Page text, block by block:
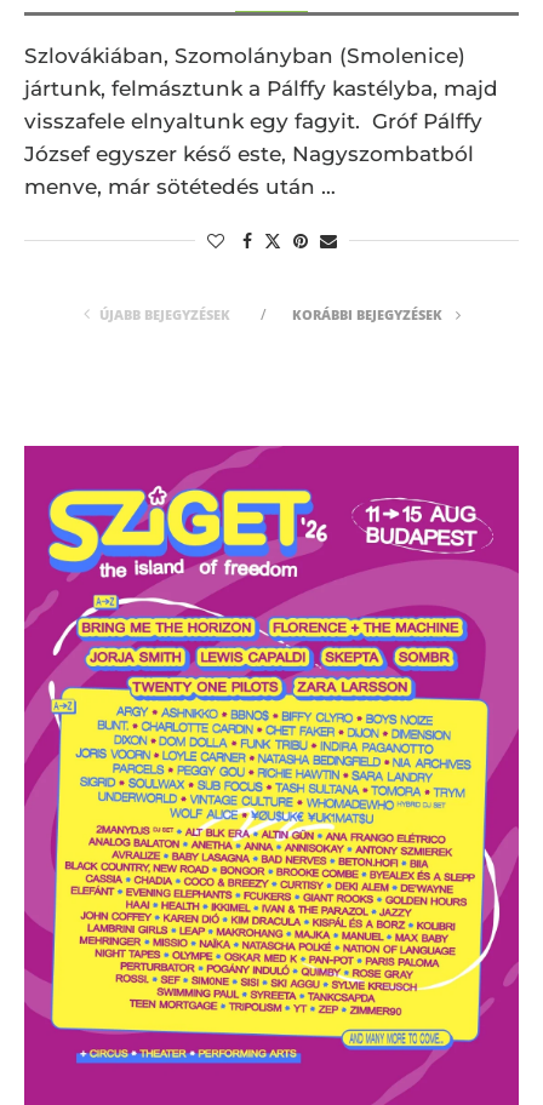
Szlovákiában, Szomolányban (Smolenice)
jártunk, felmásztunk a Pálffy kastélyba, majd
visszafele elnyaltunk egy fagyit. Gróf Pálffy
József egyszer késő este, Nagyszombatból
menve, már sötétedés után …
ÚJABB BEJEGYZÉSEK KORÁBBI BEJEGYZÉSEK